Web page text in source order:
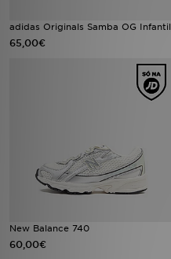
adidas Originals Samba OG Infantil
65,00€
New Balance 740
60,00€